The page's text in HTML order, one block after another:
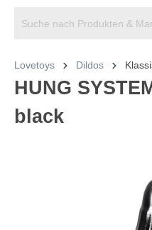
Lovetoys Dildos
HUNG
black